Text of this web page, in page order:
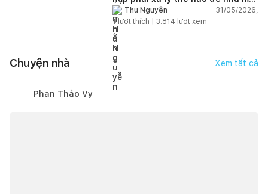
hơn?Thu Nguyễn
31/05/2026,
1lượt thích | 3.814 lượt xem
Chuyện nhà Xem tất cả
Phan Thảo Vy